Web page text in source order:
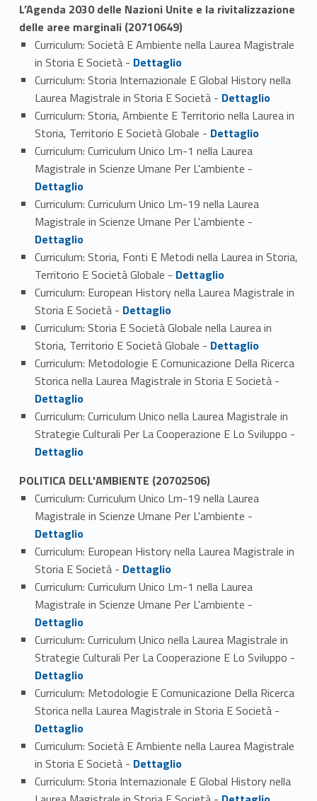
L’Agenda 2030 delle Nazioni Unite e la rivitalizzazione
delle aree marginali (20710649)
Curriculum: Società E Ambiente nella Laurea Magistrale
in Storia E Società - Link identifier #identifier_person_134868-1
Dettaglio
Curriculum: Storia Internazionale E Global History nella
Laurea Magistrale in Storia E Società - Link identifier #identifier_person_148803-2
Dettaglio
Curriculum: Storia, Ambiente E Territorio nella Laurea in
Storia, Territorio E Società Globale - Link identifier #identifier_person_45552-3
Dettaglio
Curriculum: Curriculum Unico Lm-1 nella Laurea
Magistrale in Scienze Umane Per L'ambiente -
Dettaglio
Curriculum: Curriculum Unico Lm-19 nella Laurea
Magistrale in Scienze Umane Per L'ambiente -
Dettaglio
Curriculum: Storia, Fonti E Metodi nella Laurea in Storia,
Territorio E Società Globale - Link identifier #identifier_person_21792-6
Dettaglio
Curriculum: European History nella Laurea Magistrale in
Storia E Società - Link identifier #identifier_person_181304-7
Dettaglio
Curriculum: Storia E Società Globale nella Laurea in
Storia, Territorio E Società Globale - Link identifier #identifier_person_102365-8
Dettaglio
Curriculum: Metodologie E Comunicazione Della Ricerca
Storica nella Laurea Magistrale in Storia E Società -
Dettaglio
Curriculum: Curriculum Unico nella Laurea Magistrale in
Strategie Culturali Per La Cooperazione E Lo Sviluppo -
Dettaglio
POLITICA DELL'AMBIENTE (20702506)
Curriculum: Curriculum Unico Lm-19 nella Laurea
Magistrale in Scienze Umane Per L'ambiente -
Dettaglio
Curriculum: European History nella Laurea Magistrale in
Storia E Società - Link identifier #identifier_person_194594-2
Dettaglio
Curriculum: Curriculum Unico Lm-1 nella Laurea
Magistrale in Scienze Umane Per L'ambiente -
Dettaglio
Curriculum: Curriculum Unico nella Laurea Magistrale in
Strategie Culturali Per La Cooperazione E Lo Sviluppo -
Dettaglio
Curriculum: Metodologie E Comunicazione Della Ricerca
Storica nella Laurea Magistrale in Storia E Società -
Dettaglio
Curriculum: Società E Ambiente nella Laurea Magistrale
in Storia E Società - Link identifier #identifier_person_187101-6
Dettaglio
Curriculum: Storia Internazionale E Global History nella
Link identifier #identifier_person_59682-7